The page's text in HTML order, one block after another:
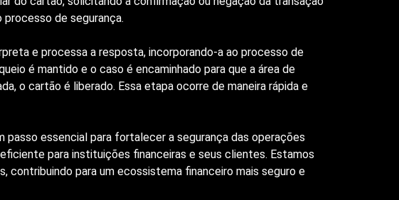
de segurança.
e processa a resposta, incorporando-a ao processo de
é mantido e o caso é encaminhado para que a área de
o cartão é liberado. Essa etapa ocorre de maneira rápida e
essencial para fortalecer a segurança das operações
para instituições financeiras e seus clientes. Estamos
para um ecossistema financeiro mais seguro e